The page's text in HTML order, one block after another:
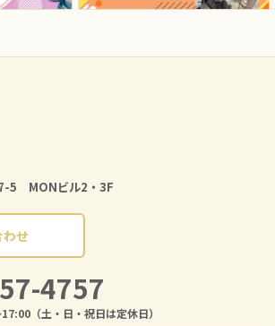
5 MONビル2・3F
わせ
4757
（土・日・祝日は定休日）